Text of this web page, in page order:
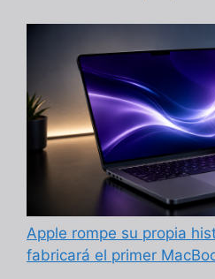
Apple rompe su propia
fabricará el primer